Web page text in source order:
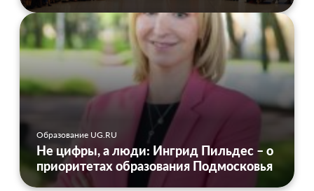
Образование UG.RU
Не цифры, а люди: Ингрид Пильдес – о
приоритетах образования Подмосковья